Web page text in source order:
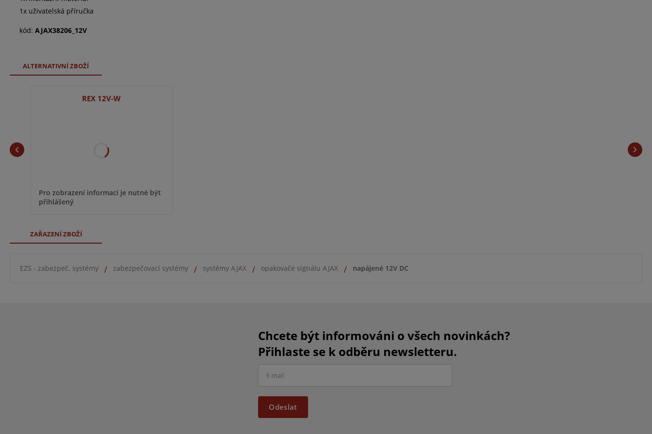
1x uživatelská příručka
kód: AJAX38206_12V
ALTERNATIVNÍ ZBOŽÍ
REX 12V-W
Pro zobrazení informací je nutné být
přihlášený
ZAŘAZENÍ ZBOŽÍ
EZS - zabezpeč. systémy zabezpečovací systémy systémy AJAX opakovače signálu AJAX napájené 12V DC
Chcete být informováni o všech novinkách?
Přihlaste se k odběru newsletteru.
Odeslat